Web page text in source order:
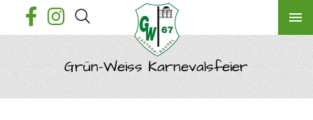
Grün-Weiss Karnevalsfeier